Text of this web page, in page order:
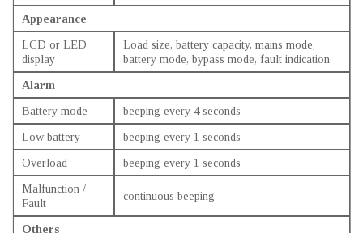
Appearance
LCD or LED
display
Load size, battery capacity, mains mode,
battery mode, bypass mode, fault indication
Alarm
Battery mode
beeping every 4 seconds
Low battery
beeping every 1 seconds
Overload
beeping every 1 seconds
Malfunction /
Fault
continuous beeping
Others